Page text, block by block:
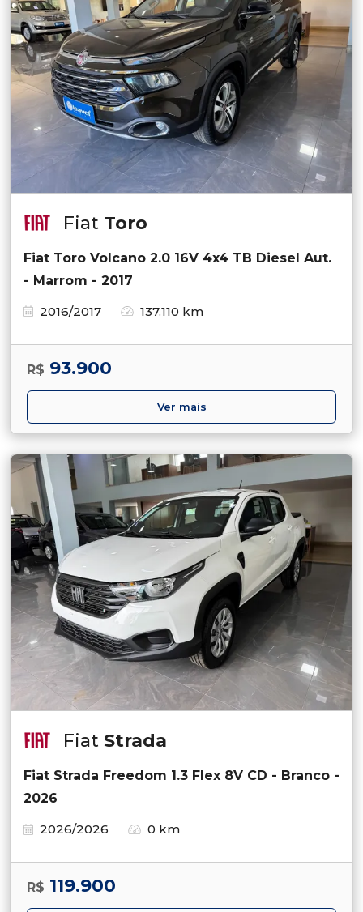
Fiat Toro
Fiat Toro Volcano 2.0 16V 4x4 TB Diesel Aut.
- Marrom - 2017
2016/2017
137.110 km
R$ 93.900
Ver mais
Fiat Strada
Fiat Strada Freedom 1.3 Flex 8V CD - Branco -
2026
2026/2026
0 km
R$ 119.900